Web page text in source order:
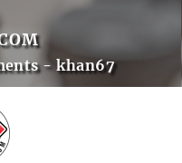
- khan67